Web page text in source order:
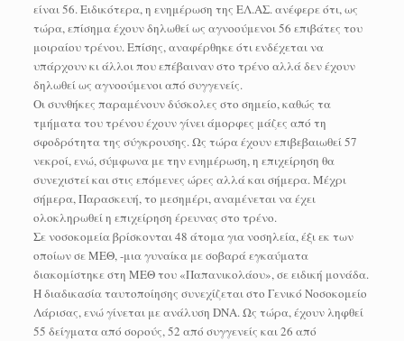
είναι 56. Ειδικότερα, η ενημέρωση της ΕΛ.ΑΣ. ανέφερε ότι, ως
τώρα, επίσημα έχουν δηλωθεί ως αγνοούμενοι 56 επιβάτες του
μοιραίου τρένου. Επίσης, αναφέρθηκε ότι ενδέχεται να
υπάρχουν κι άλλοι που επέβαιναν στο τρένο αλλά δεν έχουν
δηλωθεί ως αγνοούμενοι από συγγενείς.
Οι συνθήκες παραμένουν δύσκολες στο σημείο, καθώς τα
τμήματα του τρένου έχουν γίνει άμορφες μάζες από τη
σφοδρότητα της σύγκρουσης. Ως τώρα έχουν επιβεβαιωθεί 57
νεκροί, ενώ, σύμφωνα με την ενημέρωση, η επιχείρηση θα
συνεχιστεί και στις επόμενες ώρες αλλά και σήμερα. Μέχρι
σήμερα, Παρασκευή, το μεσημέρι, αναμένεται να έχει
ολοκληρωθεί η επιχείρηση έρευνας στο τρένο.
Σε νοσοκομεία βρίσκονται 48 άτομα για νοσηλεία, έξι εκ των
οποίων σε ΜΕΘ, -μια γυναίκα με σοβαρά εγκαύματα
διακομίστηκε στη ΜΕΘ του «Παπανικολάου», σε ειδική μονάδα.
Η διαδικασία ταυτοποίησης συνεχίζεται στο Γενικό Νοσοκομείο
Λάρισας, ενώ γίνεται με ανάλυση DNA. Ως τώρα, έχουν ληφθεί
55 δείγματα από σορούς, 52 από συγγενείς και 26 από